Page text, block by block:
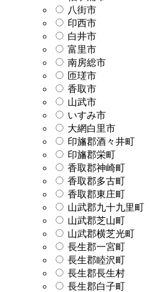
八街市
印西市
白井市
富里市
南房総市
匝瑳市
香取市
山武市
いすみ市
大網白里市
印旛郡酒々井町
印旛郡栄町
香取郡神崎町
香取郡多古町
香取郡東庄町
山武郡九十九里町
山武郡芝山町
山武郡横芝光町
長生郡一宮町
長生郡睦沢町
長生郡長生村
長生郡白子町